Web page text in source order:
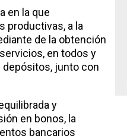
en la que
productivas, a la
de la obtención
en todos y
depósitos, junto con
y
en bonos, la
bancarios